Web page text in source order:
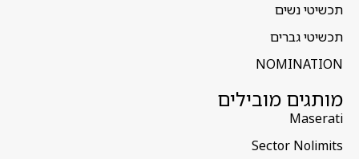
תכשיטי נשים
תכשיטי גברים
NOMINATION
מותגים מובילים
Maserati
Sector Nolimits